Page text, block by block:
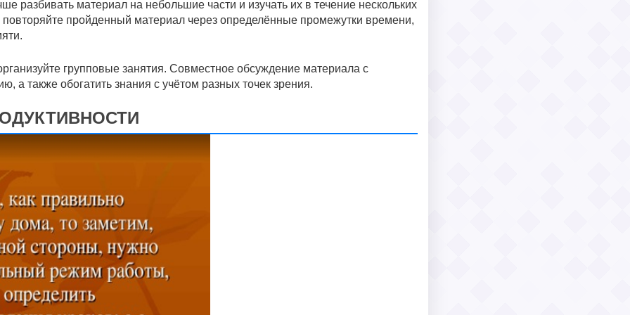
разбивать материал на небольшие части и изучать их в течение нескольких
пройденный материал через определённые промежутки времени,
групповые занятия. Совместное обсуждение материала с
а также обогатить знания с учётом разных точек зрения.